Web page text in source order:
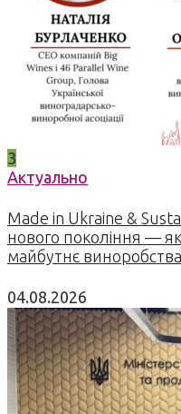
3
Актуально
Made in Ukraine &
нового покоління —
майбутнє виноробства
04.08.2026